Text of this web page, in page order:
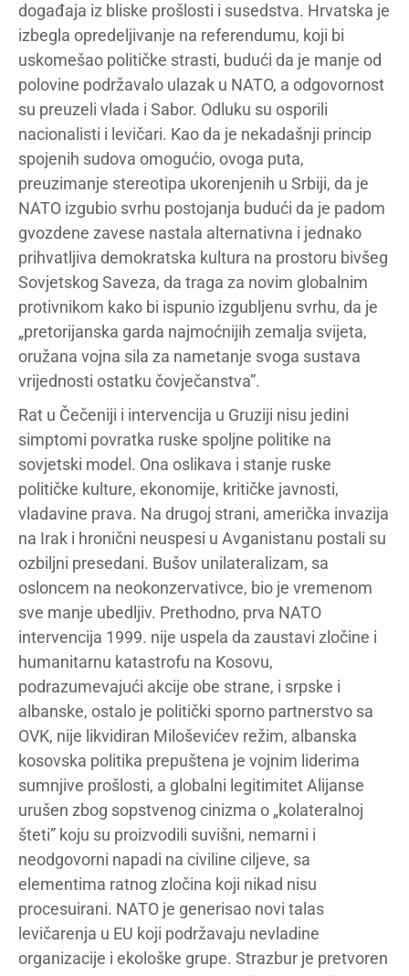
događaja iz bliske prošlosti i susedstva. Hrvatska je
izbegla opredeljivanje na referendumu, koji bi
uskomešao političke strasti, budući da je manje od
polovine podržavalo ulazak u NATO, a odgovornost
su preuzeli vlada i Sabor. Odluku su osporili
nacionalisti i levičari. Kao da je nekadašnji princip
spojenih sudova omogućio, ovoga puta,
preuzimanje stereotipa ukorenjenih u Srbiji, da je
NATO izgubio svrhu postojanja budući da je padom
gvozdene zavese nastala alternativna i jednako
prihvatljiva demokratska kultura na prostoru bivšeg
Sovjetskog Saveza, da traga za novim globalnim
protivnikom kako bi ispunio izgubljenu svrhu, da je
„pretorijanska garda najmoćnijih zemalja svijeta,
oružana vojna sila za nametanje svoga sustava
vrijednosti ostatku čovječanstva”.
Rat u Čečeniji i intervencija u Gruziji nisu jedini
simptomi povratka ruske spoljne politike na
sovjetski model. Ona oslikava i stanje ruske
političke kulture, ekonomije, kritičke javnosti,
vladavine prava. Na drugoj strani, američka invazija
na Irak i hronični neuspesi u Avganistanu postali su
ozbiljni presedani. Bušov unilateralizam, sa
osloncem na neokonzervativce, bio je vremenom
sve manje ubedljiv. Prethodno, prva NATO
intervencija 1999. nije uspela da zaustavi zločine i
humanitarnu katastrofu na Kosovu,
podrazumevajući akcije obe strane, i srpske i
albanske, ostalo je politički sporno partnerstvo sa
OVK, nije likvidiran Miloševićev režim, albanska
kosovska politika prepuštena je vojnim liderima
sumnjive prošlosti, a globalni legitimitet Alijanse
urušen zbog sopstvenog cinizma o „kolateralnoj
šteti” koju su proizvodili suvišni, nemarni i
neodgovorni napadi na civiline ciljeve, sa
elementima ratnog zločina koji nikad nisu
procesuirani. NATO je generisao novi talas
levičarenja u EU koji podržavaju nevladine
organizacije i ekološke grupe. Strazbur je pretvoren